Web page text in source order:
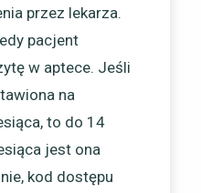
przez lekarza.
pacjent
w aptece. Jeśli
na
to do 14
jest ona
kod dostępu